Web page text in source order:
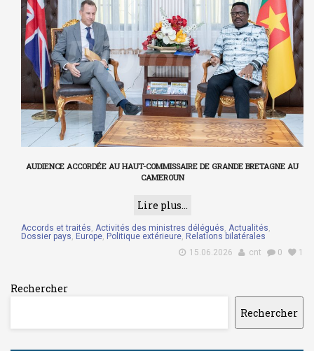
AUDIENCE ACCORDÉE AU HAUT-COMMISSAIRE DE GRANDE BRETAGNE AU
CAMEROUN
Lire plus...
Accords et traités, Activités des ministres délégués, Actualités,
Dossier pays, Europe, Politique extérieure, Relations bilatérales
15.06.2026
cnt 0 1
Rechercher
Rechercher